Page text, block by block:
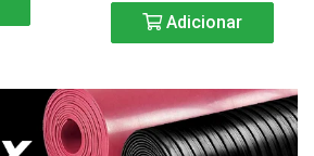
Adicionar